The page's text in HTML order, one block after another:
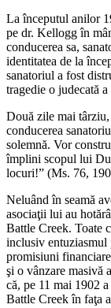
La începutul anilor
pe dr. Kellogg în
conducerea sa,
identitatea de la
sanatoriul a fost
tragedie o judecată
Două zile mai
conducerea
solemnă. Vor
împlini scopul lui
locuri!” (Ms. 76,
Neluând în seamă
asociaţii lui au
Battle Creek. Toate
inclusiv entuziasmul
promisiuni
şi o vânzare
că, pe 11 mai 1902
Battle Creek în faţa